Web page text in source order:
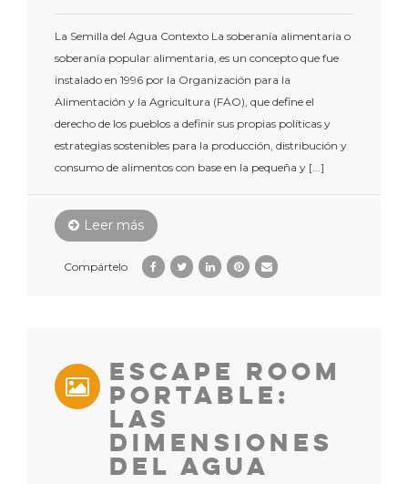
La Semilla del Agua Contexto La soberanía alimentaria o
soberanía popular alimentaria, es un concepto que fue
instalado en 1996 por la Organización para la
Alimentación y la Agricultura (FAO), que define el
derecho de los pueblos a definir sus propias políticas y
estrategias sostenibles para la producción, distribución y
consumo de alimentos con base en la pequeña y [...]
Leer más
Compártelo
Escape Room
Portable:
Las
Dimensiones
del Agua